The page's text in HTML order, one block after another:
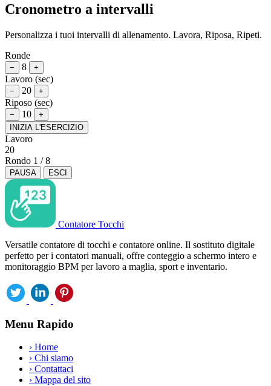
Cronometro a intervalli
Personalizza i tuoi intervalli di allenamento. Lavora, Riposa, Ripeti.
Ronde
− 8 +
Lavoro (sec)
− 20 +
Riposo (sec)
− 10
+
INIZIA L'ESERCIZIO
Lavoro
20
Rondo 1 /8
PAUSA ESCI
Contatore Tocchi
Versatile contatore di tocchi e contatore online. Il sostituto digitale
perfetto per i contatori manuali, offre conteggio a schermo intero e
monitoraggio BPM per lavoro a maglia, sport e inventario.
Menu Rapido
› Home
› Chi siamo
› Contattaci
› Mappa del sito